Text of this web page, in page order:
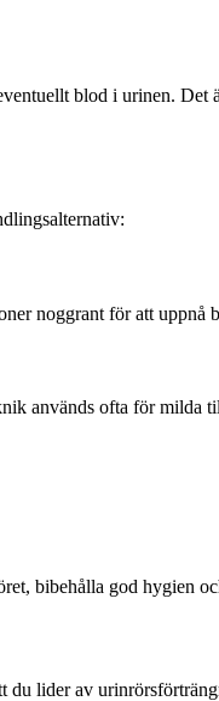
blod i urinen.
noggrant för att uppnå
används ofta för milda
bibehålla god hygien
du lider av